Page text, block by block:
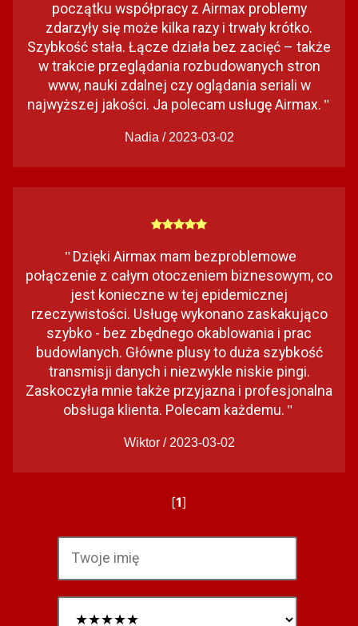
początku współpracy z Airmax problemy
zdarzyły się może kilka razy i trwały krótko.
Szybkość stała. Łącze działa bez zacięć – także
w trakcie przeglądania rozbudowanych stron
www, nauki zdalnej czy oglądania seriali w
najwyższej jakości. Ja polecam usługę Airmax. "
Nadia / 2023-03-02
" Dzięki Airmax mam bezproblemowe
połączenie z całym otoczeniem biznesowym, co
jest konieczne w tej epidemicznej
rzeczywistości. Usługę wykonano zaskakująco
szybko - bez zbędnego okablowania i prac
budowlanych. Główne plusy to duża szybkość
transmisji danych i niezwykle niskie pingi.
Zaskoczyła mnie także przyjazna i profesjonalna
obsługa klienta. Polecam każdemu. "
Wiktor / 2023-03-02
[1]